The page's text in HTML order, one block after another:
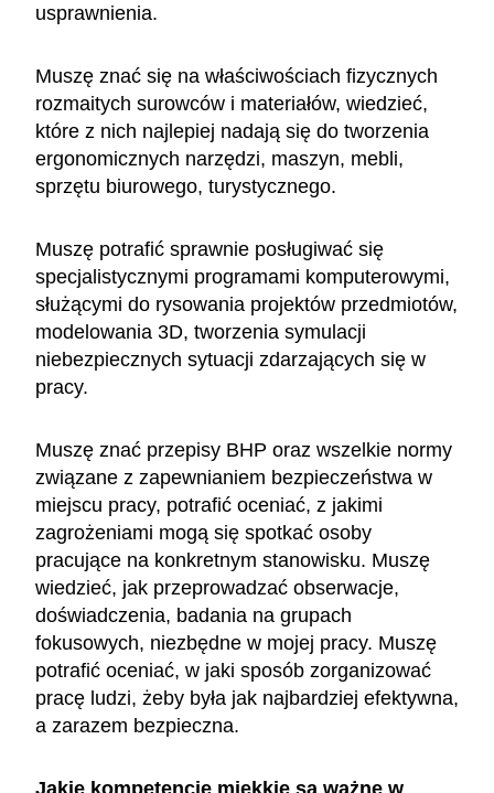
usprawnienia.
Muszę znać się na właściwościach fizycznych
rozmaitych surowców i materiałów, wiedzieć,
które z nich najlepiej nadają się do tworzenia
ergonomicznych narzędzi, maszyn, mebli,
sprzętu biurowego, turystycznego.
Muszę potrafić sprawnie posługiwać się
specjalistycznymi programami komputerowymi,
służącymi do rysowania projektów przedmiotów,
modelowania 3D, tworzenia symulacji
niebezpiecznych sytuacji zdarzających się w
pracy.
Muszę znać przepisy BHP oraz wszelkie normy
związane z zapewnianiem bezpieczeństwa w
miejscu pracy, potrafić oceniać, z jakimi
zagrożeniami mogą się spotkać osoby
pracujące na konkretnym stanowisku. Muszę
wiedzieć, jak przeprowadzać obserwacje,
doświadczenia, badania na grupach
fokusowych, niezbędne w mojej pracy. Muszę
potrafić oceniać, w jaki sposób zorganizować
pracę ludzi, żeby była jak najbardziej efektywna,
a zarazem bezpieczna.
Jakie kompetencje miękkie są ważne w